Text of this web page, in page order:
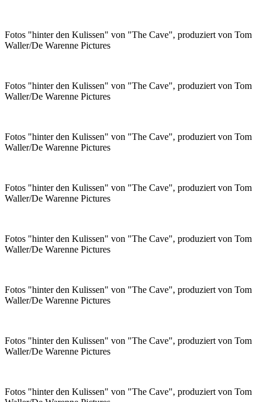
Fotos "hinter den Kulissen" von "The Cave", produziert von Tom
Waller/De Warenne Pictures
Fotos "hinter den Kulissen" von "The Cave", produziert von Tom
Waller/De Warenne Pictures
Fotos "hinter den Kulissen" von "The Cave", produziert von Tom
Waller/De Warenne Pictures
Fotos "hinter den Kulissen" von "The Cave", produziert von Tom
Waller/De Warenne Pictures
Fotos "hinter den Kulissen" von "The Cave", produziert von Tom
Waller/De Warenne Pictures
Fotos "hinter den Kulissen" von "The Cave", produziert von Tom
Waller/De Warenne Pictures
Fotos "hinter den Kulissen" von "The Cave", produziert von Tom
Waller/De Warenne Pictures
Fotos "hinter den Kulissen" von "The Cave", produziert von Tom